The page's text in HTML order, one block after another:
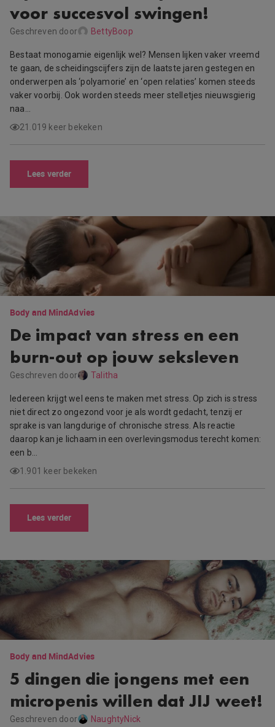
voor succesvol swingen!
Geschreven door BettyBoop
Bestaat monogamie eigenlijk wel? Mensen lijken vaker vreemd
te gaan, de scheidingscijfers zijn de laatste jaren gestegen en
onderwerpen als ‘polyamorie’ en ‘open relaties’ komen steeds
vaker voorbij. Ook worden steeds meer stelletjes nieuwsgierig
naa…
21.019 keer bekeken
Lees verder
Body and MindAdvies
De impact van stress en een
burn-out op jouw seksleven
Geschreven door Talitha
Iedereen krijgt wel eens te maken met stress. Op zich is stress
niet direct zo ongezond voor je als wordt gedacht, tenzij er
sprake is van langdurige of chronische stress. Als reactie
daarop kan je lichaam in een overlevingsmodus terecht komen:
een b…
1.901 keer bekeken
Lees verder
Body and MindAdvies
5 dingen die jongens met een
micropenis willen dat JIJ weet!
Geschreven door NaughtyNick